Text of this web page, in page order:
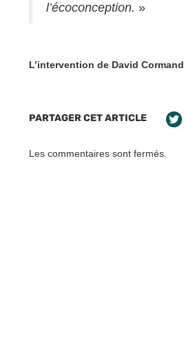
l’écoconception. »
L’intervention de David Cormand
PARTAGER CET ARTICLE
Les commentaires sont fermés.